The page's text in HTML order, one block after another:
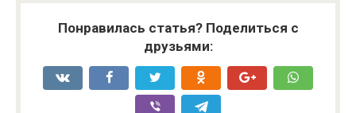
Понравилась статья? Поделиться с
друзьями: